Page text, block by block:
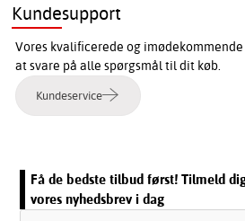
Kundesupport
Vores kvalificerede og
at svare på alle spørgsmål til dit køb.
Kundeservice
Få de bedste tilbud først! Tilmeld
vores nyhedsbrev i dag